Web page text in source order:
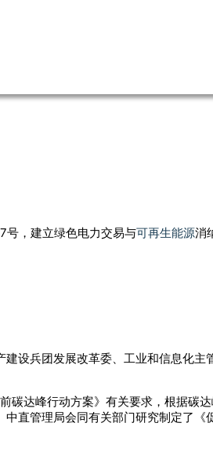
号，建立绿色电力交易与可再生能源消
设兵团发展改革委、工业和信息化主
碳达峰行动方案》有关要求，根据碳
直管理局会同有关部门研究制定了《